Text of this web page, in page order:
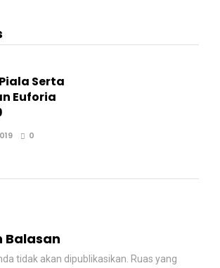
Serta
Euforia
0
Balasan
tidak akan dipublikasikan. Ruas yang